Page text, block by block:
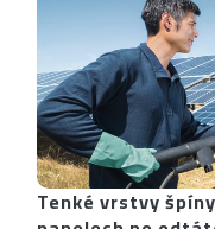
Tenké vrstvy